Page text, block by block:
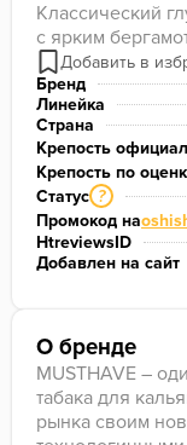
Классический
с ярким
Бренд
Линейка
Страна
Крепость
Крепость по
Статус ?
Промокод на
HtreviewsID
Добавлен на сайт
О бренде
MUSTHAVE –
табака для
рынка своим